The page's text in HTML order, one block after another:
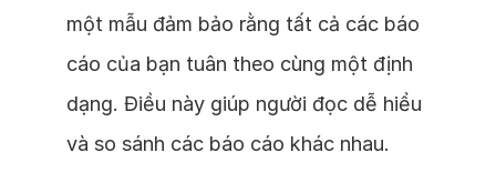
một mẫu đảm bảo rằng tất cả các báo
cáo của bạn tuân theo cùng một định
dạng. Điều này giúp người đọc dễ hiểu
và so sánh các báo cáo khác nhau.